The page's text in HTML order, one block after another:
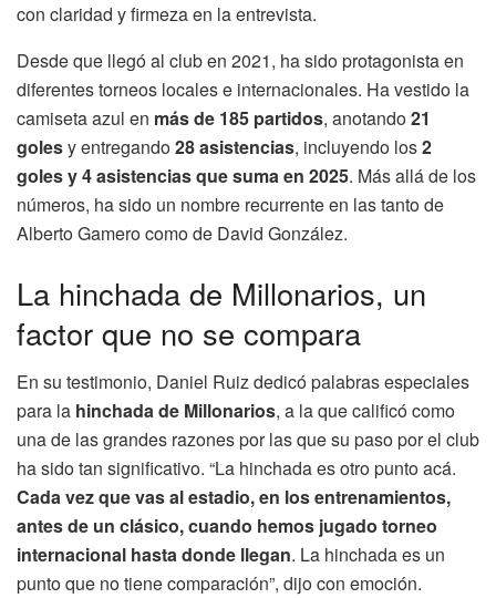
con claridad y firmeza en la entrevista.
Desde que llegó al club en 2021, ha sido protagonista en
diferentes torneos locales e internacionales. Ha vestido la
camiseta azul en más de 185 partidos, anotando21
golesy entregando28 asistencias, incluyendo los2
goles y 4 asistencias que suma en 2025. Más allá de los
números, ha sido un nombre recurrente en las tanto de
Alberto Gamero como de David González.
La hinchada de Millonarios, un
factor que no se compara
En su testimonio, Daniel Ruiz dedicó palabras especiales
para la hinchada de Millonarios, a la que calificó como
una de las grandes razones por las que su paso por el club
ha sido tan significativo. “La hinchada es otro punto acá.
Cada vez que vas al estadio, en los entrenamientos,
antes de un clásico, cuando hemos jugado torneo
internacional hasta donde llegan. La hinchada es un
punto que no tiene comparación”, dijo con emoción.